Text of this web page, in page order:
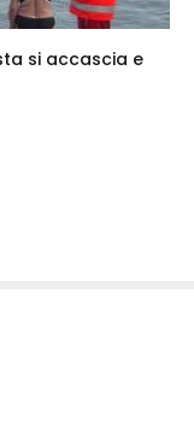
si accascia e